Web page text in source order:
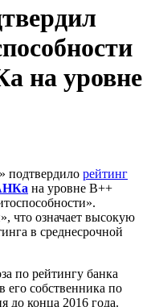
уровне
подтвердило рейтинг
на уровне В++
что означает высокую
в среднесрочной
по рейтингу банка
его собственника по
до конца 2016 года.